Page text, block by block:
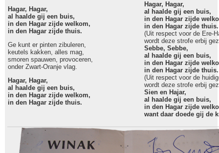
Hagar, Hagar,
al haalde gij een buis,
in den Hagar zijde welkom,
in den Hagar zijde thuis.
Ge kunt er pinten zibuleren,
keutels kakken, alles mag,
smoren spauwen, provoceren,
onder Zwart-Oranje vlag.
Hagar, Hagar,
al haalde gij een buis,
in den Hagar zijde welkom,
in den Hagar zijde thuis.
Hagar, Hagar,
al haalde gij een buis,
in den Hagar zijde
in den Hagar zijde thuis.
(Uit respect voor de Ere-
wordt deze strofe erbij
Sebbe, Sebbe,
al haalde gij een buis,
in den Hagar zijde
in den Hagar zijde thuis.
(Uit respect voor de
wordt deze strofe erbij
Sien en Hajar,
al haalde gij een buis,
in den Hagar zijde
want daar doede gij de